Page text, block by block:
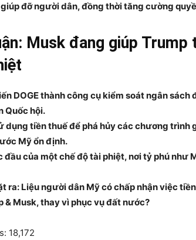
đỡ người dân, đồng thời tăng cường
Musk đang giúp
DOGE thành công cụ kiểm soát ngân
Quốc hội.
dụng tiền thuế để phá hủy các chương trình
Mỹ ổn định.
đầu của một chế độ tài phiệt, nơi tỷ phú như
ra: Liệu người dân Mỹ có chấp nhận việc
& Musk, thay vì phục vụ đất nước?
18,172